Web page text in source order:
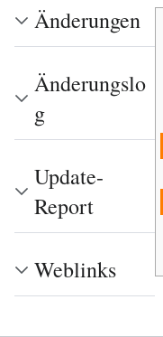
Änderungen
Änderungslo
g
Update-
Report
Weblinks